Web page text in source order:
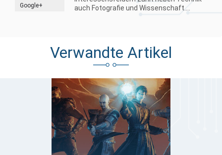
Google+
auch Fotografie und Wissenschaft....
Verwandte Artikel